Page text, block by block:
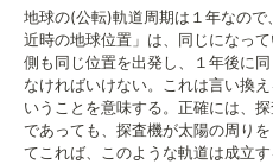
地球の(公転)軌道周期は１年なの
近時の地球位置」は、同じになっ
側も同じ位置を出発し、１年後に
なければいけない。これは言い換
いうことを意味する。正確には、
であっても、探査機が太陽の周り
てこれば、このような軌道は成立